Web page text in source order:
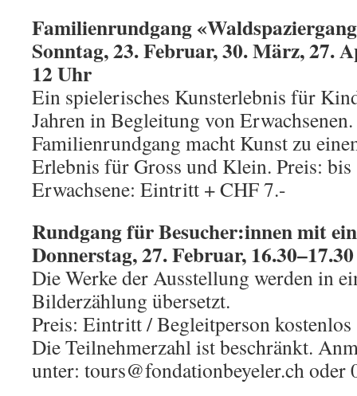
Familienrundgang
Sonntag, 23. Februar, 30. März, 27.
12 Uhr
Ein spielerisches Kunsterlebnis für
Jahren in Begleitung von
Familienrundgang macht Kunst zu
Erlebnis für Gross und Klein. Preis: bis
Erwachsene: Eintritt + CHF 7.-
Rundgang für Besucher:innen mit
Donnerstag, 27. Februar, 16.30–
Die Werke der Ausstellung werden in
Bilderzählung übersetzt.
Preis: Eintritt / Begleitperson kostenlos
Die Teilnehmerzahl ist beschränkt.
unter: tours@fondationbeyeler.ch oder